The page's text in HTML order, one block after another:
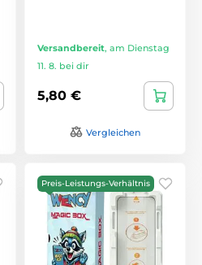
Versandbereit, am Dienstag
11. 8. bei dir
5,80 €
Vergleichen
Preis-Leistungs-Verhältnis